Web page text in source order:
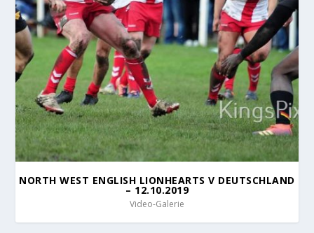
NORTH WEST ENGLISH LIONHEARTS V DEUTSCHLAND
– 12.10.2019
Video-Galerie